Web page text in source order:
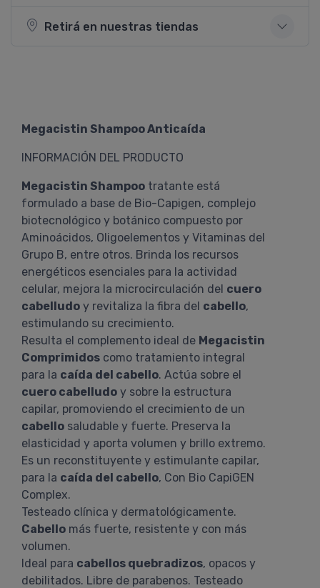
Retirá en nuestras tiendas
Megacistin Shampoo Anticaída
INFORMACIÓN DEL PRODUCTO
Megacistin Shampoo tratante está
formulado a base de Bio-Capigen, complejo
biotecnológico y botánico compuesto por
Aminoácidos, Oligoelementos y Vitaminas del
Grupo B, entre otros. Brinda los recursos
energéticos esenciales para la actividad
celular, mejora la microcirculación del cuero
cabelludo y revitaliza la fibra del cabello,
estimulando su crecimiento.
Resulta el complemento ideal de Megacistin
Comprimidos como tratamiento integral
para la caída del cabello. Actúa sobre el
cuero cabelludo y sobre la estructura
capilar, promoviendo el crecimiento de un
cabello saludable y fuerte. Preserva la
elasticidad y aporta volumen y brillo extremo.
Es un reconstituyente y estimulante capilar,
para la caída del cabello, Con Bio CapiGEN
Complex.
Testeado clínica y dermatológicamente.
Cabello más fuerte, resistente y con más
volumen.
Ideal para cabellos quebradizos, opacos y
debilitados. Libre de parabenos. Testeado